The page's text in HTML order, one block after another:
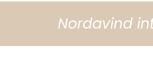
Nordavind